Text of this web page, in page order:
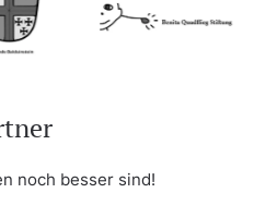
noch besser sind!